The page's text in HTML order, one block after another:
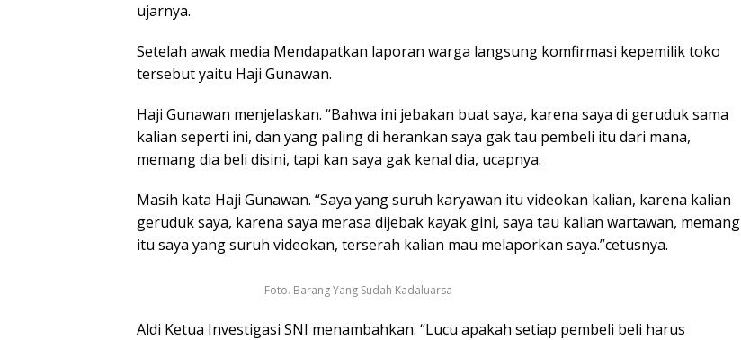
ujarnya.
Setelah awak media Mendapatkan laporan warga langsung komfirmasi kepemilik toko
tersebut yaitu Haji Gunawan.
Haji Gunawan menjelaskan. “Bahwa ini jebakan buat saya, karena saya di geruduk sama
kalian seperti ini, dan yang paling di herankan saya gak tau pembeli itu dari mana,
memang dia beli disini, tapi kan saya gak kenal dia, ucapnya.
Masih kata Haji Gunawan. “Saya yang suruh karyawan itu videokan kalian, karena kalian
geruduk saya, karena saya merasa dijebak kayak gini, saya tau kalian wartawan, memang
itu saya yang suruh videokan, terserah kalian mau melaporkan saya.”cetusnya.
Foto. Barang Yang Sudah Kadaluarsa
Aldi Ketua Investigasi SNI menambahkan. “Lucu apakah setiap pembeli beli harus